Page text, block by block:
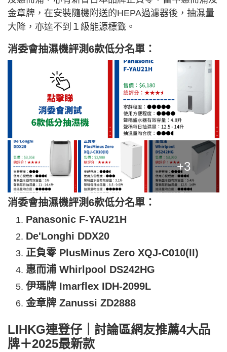
金章牌，在安裝隨機附送的HEPA過濾器後，抽濕量
大降，亦達不到１級能源標籤。
消委會抽濕機評測6款低分名單：
+3
消委會抽濕機評測6款低分名單：
Panasonic F-YAU21H
De'Longhi DDX20
正負零 PlusMinus Zero XQJ-C010(II)
惠而浦 Whirlpool DS242HG
伊瑪牌 Imarflex IDH-2099L
金章牌 Zanussi ZD2888
LIHKG連登仔｜討論區網友推薦4大品
牌＋2025最新款